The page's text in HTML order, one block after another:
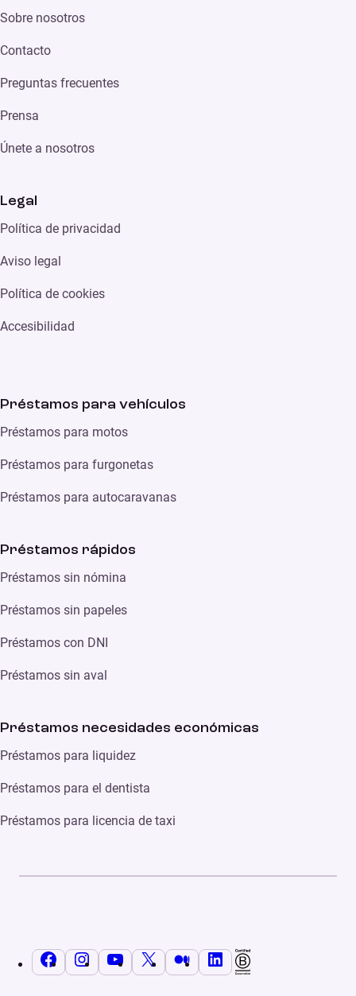
Sobre nosotros
Contacto
Preguntas frecuentes
Prensa
Únete a nosotros
Legal
Política de privacidad
Aviso legal
Política de cookies
Accesibilidad
Préstamos para vehículos
Préstamos para motos
Préstamos para furgonetas
Préstamos para autocaravanas
Préstamos rápidos
Préstamos sin nómina
Préstamos sin papeles
Préstamos con DNI
Préstamos sin aval
Préstamos necesidades económicas
Préstamos para liquidez
Préstamos para el dentista
Préstamos para licencia de taxi
FacebookInstagramYouTubeX MediumLinkedIn